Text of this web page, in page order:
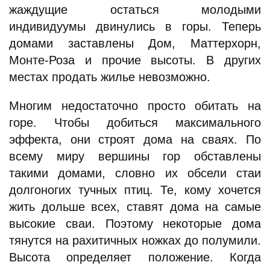
жаждущие остаться молодыми
индивидуумы двинулись в горы. Теперь
домами заставлены Дом, Маттерхорн,
Монте-Роза и прочие высоты. В других
местах продать жилье невозможно.
Многим недостаточно просто обитать на
горе. Чтобы добиться максимального
эффекта, они строят дома на сваях. По
всему миру вершины гор обставлены
такими домами, словно их обсели стаи
долгоногих тучных птиц. Те, кому хочется
жить дольше всех, ставят дома на самые
высокие сваи. Поэтому некоторые дома
тянутся на рахитичных ножках до полумили.
Высота определяет положение. Когда